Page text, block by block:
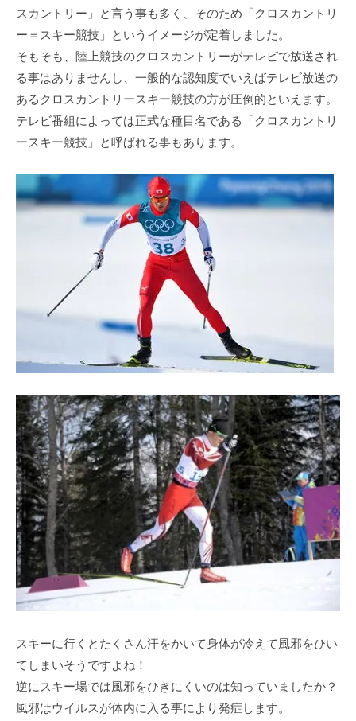
スカントリー」と言う事も多く、そのため「クロスカントリ
ー＝スキー競技」というイメージが定着しました。
そもそも、陸上競技のクロスカントリーがテレビで放送され
る事はありませんし、一般的な認知度でいえばテレビ放送の
あるクロスカントリースキー競技の方が圧倒的といえます。
テレビ番組によっては正式な種目名である「クロスカントリ
ースキー競技」と呼ばれる事もあります。
スキーに行くとたくさん汗をかいて身体が冷えて風邪をひい
てしまいそうですよね！
逆にスキー場では風邪をひきにくいのは知っていましたか？
風邪はウイルスが体内に入る事により発症します。